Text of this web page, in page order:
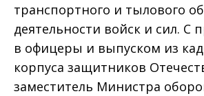
транспортного и тылового
деятельности войск и сил. С
в офицеры и выпуском из
корпуса защитников
заместитель Министра